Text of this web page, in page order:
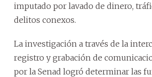
imputado por lavado de dinero,
delitos conexos.
La investigación a través de la
registro y grabación de
por la Senad logró determinar las